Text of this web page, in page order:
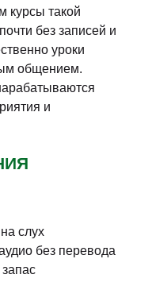
курсы такой
без записей и
уроки
общением.
и
слух
без перевода